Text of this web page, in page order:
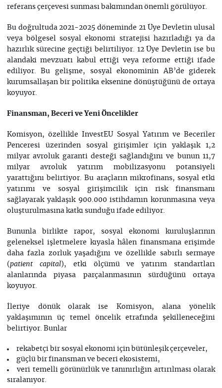
referans çerçevesi sunması bakımından önemli görülüyor.
Bu doğrultuda 2021-2025 döneminde 21 Üye Devletin ulusal
veya bölgesel sosyal ekonomi stratejisi hazırladığı ya da
hazırlık sürecine geçtiği belirtiliyor. 12 Üye Devletin ise bu
alandaki mevzuatı kabul ettiği veya reforme ettiği ifade
ediliyor. Bu gelişme, sosyal ekonominin AB’de giderek
kurumsallaşan bir politika eksenine dönüştüğünü de ortaya
koyuyor.
Finansman, Beceri ve Yeni Öncelikler
Komisyon, özellikle InvestEU Sosyal Yatırım ve Beceriler
Penceresi üzerinden sosyal girişimler için yaklaşık 1,2
milyar avroluk garanti desteği sağlandığını ve bunun 11,7
milyar avroluk yatırım mobilizasyonu potansiyeli
yarattığını belirtiyor. Bu araçların mikrofinans, sosyal etki
yatırımı ve sosyal girişimcilik için risk finansmanı
sağlayarak yaklaşık 900.000 istihdamın korunmasına veya
oluşturulmasına katkı sunduğu ifade ediliyor.
Bununla birlikte rapor, sosyal ekonomi kuruluşlarının
geleneksel işletmelere kıyasla hâlen finansmana erişimde
daha fazla zorluk yaşadığını ve özellikle sabırlı sermaye
(patient capital), etki ölçümü ve yatırım standartları
alanlarında piyasa parçalanmasının sürdüğünü ortaya
koyuyor.
İleriye dönük olarak ise Komisyon, alana yönelik
yaklaşımının üç temel öncelik etrafında şekilleneceğini
belirtiyor. Bunlar
rekabetçi bir sosyal ekonomi için bütünleşik çerçeveler,
güçlü bir finansman ve beceri ekosistemi,
veri temelli görünürlük ve tanınırlığın artırılması olarak
sıralanıyor.